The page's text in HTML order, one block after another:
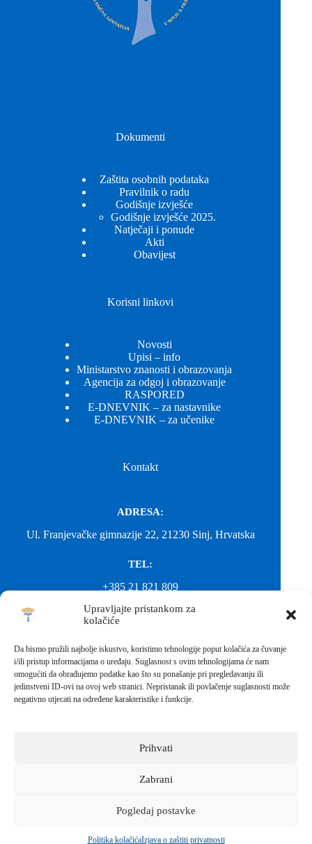
Upravljajte pristankom za
kolačiće
Da bismo pružili najbolje iskustvo, koristimo tehnologije poput kolačića za čuvanje
i/ili pristup informacijama o uređaju. Suglasnost s ovim tehnologijama će nam
omogućiti da obrađujemo podatke kao što su ponašanje pri pregledavanju ili
jedinstveni ID-ovi na ovoj web stranici. Nepristanak ili povlačenje suglasnosti može
negativno utjecati na određene karakteristike i funkcije.
Prihvati
Zabrani
Pogledaj postavke
Politika kolačićaIzjava o zaštiti privatnosti
Dokumenti
Zaštita osobnih podataka
Pravilnik o radu
Godišnje izvješće
Godišnje izvješće 2025.
Natječaji i ponude
Akti
Obavijest
Korisni linkovi
Novosti
Upisi – info
Ministarstvo znanosti i obrazovanja
Agencija za odgoj i obrazovanje
RASPORED
E-DNEVNIK – za nastavnike
E-DNEVNIK – za učenike
Kontakt
ADRESA:
Ul. Franjevačke gimnazije 22, 21230 Sinj, Hrvatska
TEL:
+385 21 821 809
EMAIL:
EMAIL:
fkgsinj@gmail.com
Svako neovlašteno preuzimanje fotografija i sadržaja s ove web
Sva prava pridržana © 2026 - FRANJEVAČKA KLASIČNA
PRAVOM JAVNOSTI